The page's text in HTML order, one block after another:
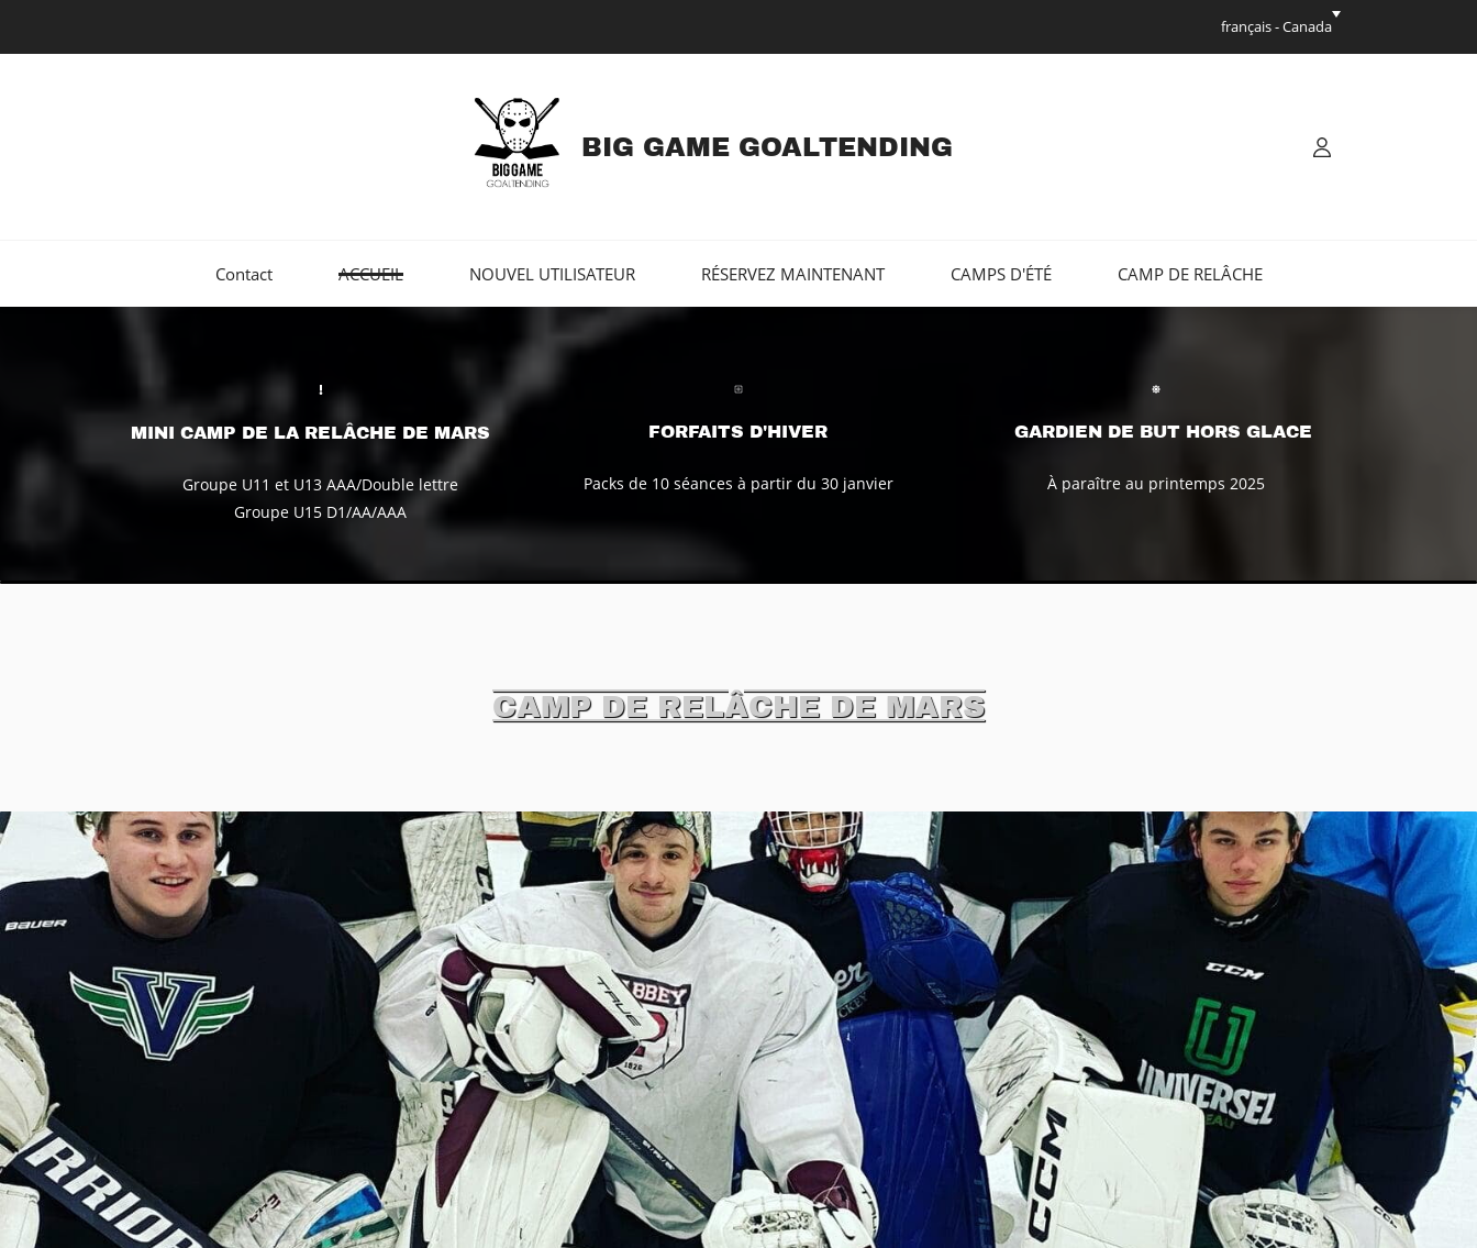
français - Canada
BIG GAME GOALTENDING
Contact ACCUEIL NOUVEL UTILISATEUR RÉSERVEZ MAINTENANT CAMPS D'ÉTÉ CAMP DE RELÂCHE
MINI CAMP DE LA RELÂCHE DE MARS
Groupe U11 et U13 AAA/Double lettre
Groupe U15 D1/AA/AAA
FORFAITS D'HIVER
Packs de 10 séances à partir du 30 janvier
GARDIEN DE BUT HORS GLACE
À paraître au printemps 2025
CAMP DE RELÂCHE DE MARS